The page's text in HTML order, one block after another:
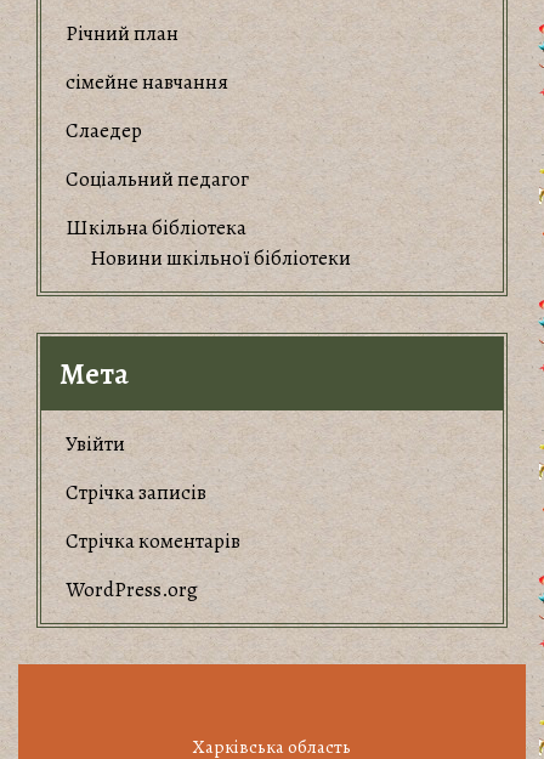
Річний план
сімейне навчання
Слаедер
Соціальний педагог
Шкільна бібліотека
Новини шкільної бібліотеки
Мета
Увійти
Стрічка записів
Стрічка коментарів
WordPress.org
Харківська область